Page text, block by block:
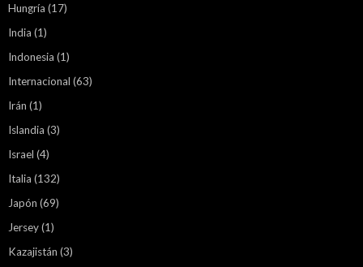
Hungría (17)
India (1)
Indonesia (1)
Internacional (63)
Irán (1)
Islandia (3)
Israel (4)
Italia (132)
Japón (69)
Jersey(1)
Kazajistán (3)